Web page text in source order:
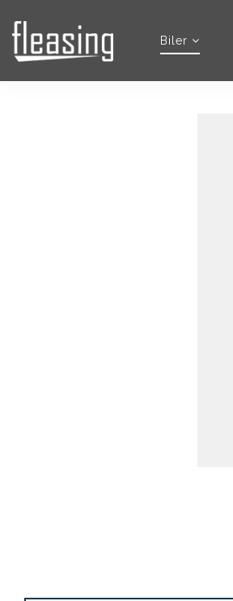
Biler